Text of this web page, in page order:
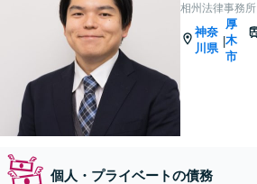
相州法律事務所
神奈
川県
|
厚
木
市
個人・プライベートの債務